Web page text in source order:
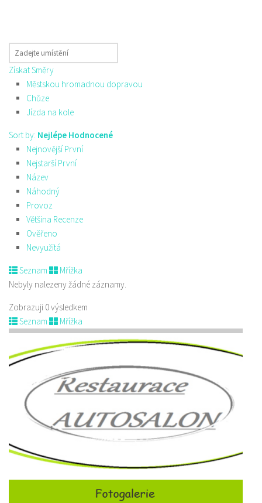
Získat Směry
Městskou hromadnou dopravou
Chůze
Jízda na kole
Sort by: Nejlépe Hodnocené
Nejnovější První
Nejstarší První
Název
Náhodný
Provoz
Většina Recenze
Ověřeno
Nevyužitá
Seznam
Mřížka
Nebyly nalezeny žádné záznamy.
Zobrazuji 0 výsledkem
Seznam
Mřížka